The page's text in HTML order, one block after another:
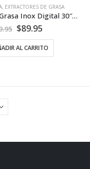
, EXTRACTORES DE GRASA
Extractor de Grasa Inox Digital 30″- NISATO
$89.95
AL CARRITO